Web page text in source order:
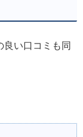
い口コミも同